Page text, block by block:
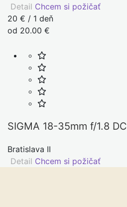
Detail Chcem si požičať
20 € / 1 deň
od 20.00 €
SIGMA 18-35mm f/1.8 DC
Bratislava II
Detail Chcem si požičať